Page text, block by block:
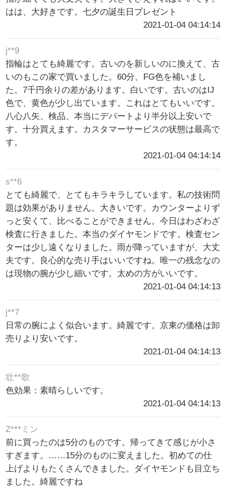
はは、大好きです。七夕の誕生日プレゼント
2021-01-04 04:14:14
j**9
指輪はとても綺麗です。古いのを新しいのに換えて、古
いのもこの家で買いました。60分、FG色を補いまし
た。7千円余りの差があります。白いです。古いのはIJ
色で、黄色が少し出ています。これはとてもいいです。
八心八矢、検品、本当にデパートより半分以上安いで
す。十分買えます。カスタマーサービスの状態は最高で
す。
2021-01-04 04:14:14
s**6
とても綺麗で、とてもキラキラしています。私の技術問
題は効果がありません。大きいです。カウンターよりず
っと安くて、比べることができません。今日はわざわざ
検査に行きました。本当のダイヤモンドです。検査セン
ターは少し遠くなりました。雨が降っていますが、大丈
夫です。良心的な売り手はいいですね。唯一の残念なの
は現物の腕が少し細いです。太めの方がいいです。
2021-01-04 04:14:13
j**7
日常の腕によく似合います。綺麗です。京東の価格は卸
売りより安いです。
2021-01-04 04:14:13
壮**歌
色効果：素晴らしいです。
2021-01-04 04:14:13
Z***ミン
前に買ったのは5分のものです。帰ってきて感じが小さ
すぎます。……15分のものに変えました。初めての仕
上げよりもたくさんできました。ダイヤモンドも目立ち
ました。綺麗ですね